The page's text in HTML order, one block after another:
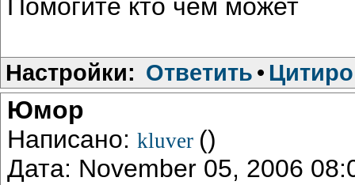
Помогите кто чем может
Настройки: Ответить •
Юмор
Написано: kluver ()
Дата: November 05, 2006